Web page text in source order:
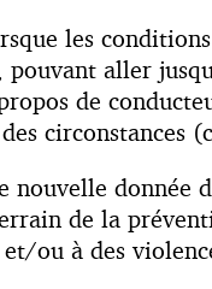
les
aller
de
circonstances
de la
ou à des